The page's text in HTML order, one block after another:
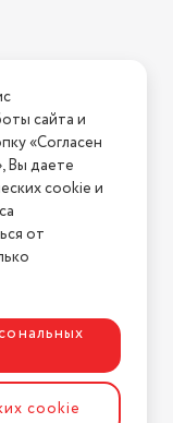
нам
нас есть всё!
сайта и
«Согласен
Вы даете
cookie и
от
cookie